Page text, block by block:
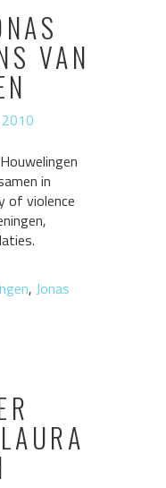
VAN
in
of violence
, Jonas